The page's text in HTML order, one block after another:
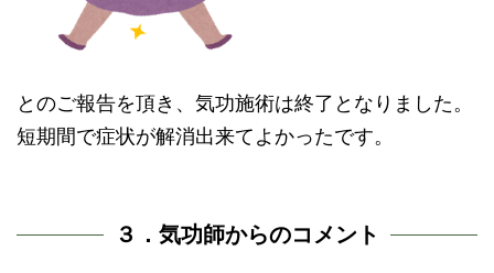
とのご報告を頂き、気功施術は終了となりました。
短期間で症状が解消出来てよかったです。
３．気功師からのコメント